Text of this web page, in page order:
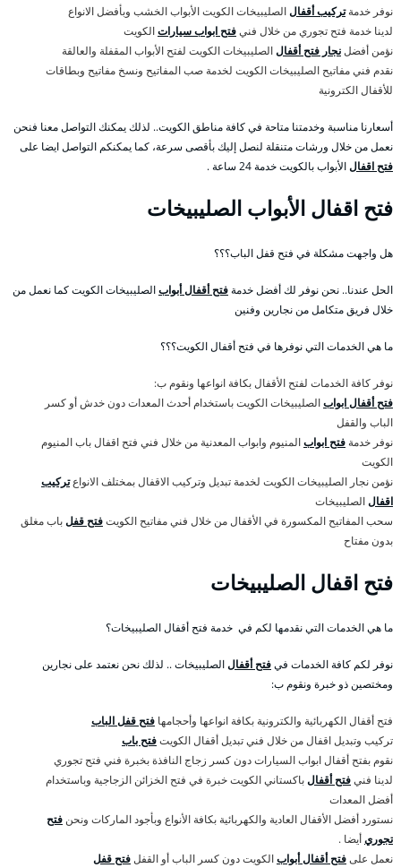
نوفر خدمةتركيب أقفالالصليبيخات الكويت الأبواب الخشب وبأفضل الانواع
لدينا خدمة فتح تجوري من خلال فنيفتح ابواب سياراتالكويت
نؤمن أفضلنجار فتح أقفالالصليبيخات الكويت لفتح الأبواب المقفلة والعالقة
نقدم فني مفاتيح الصليبيخات الكويت لخدمة صب المفاتيح ونسخ مفاتيح وبطاقات
للأقفال الكترونية
أسعارنا مناسبة وخدمتنا متاحة في كافة مناطق الكويت.. لذلك يمكنك التواصل معنا فنحن
نعمل من خلال ورشات متنقلة لنصل إليك بأقصى سرعة، كما يمكنكم التواصل ايضا على
فتح اقفالالأبواب بالكويت خدمة 24 ساعة .
فتح اقفال الأبواب الصليبيخات
هل واجهت مشكلة في فتح قفل الباب؟؟؟
الحل عندنا.. نحن نوفر لك أفضل خدمةفتح أقفال أبوابالصليبيخات الكويت كما نعمل من
خلال فريق متكامل من نجارين وفنين
ما هي الخدمات التي نوفرها في فتح أقفال الكويت؟؟؟
نوفر كافة الخدمات لفتح الأقفال بكافة انواعها ونقوم ب:
فتح أقفال ابوابالصليبيخات الكويت باستخدام أحدث المعدات دون خدش أو كسر
الباب والقفل
نوفر خدمة فتح ابوابالمنيوم وابواب المعدنية من خلال فني فتح اقفال باب المنيوم
الكويت
نؤمن نجار الصليبيخات الكويت لخدمة تبديل وتركيب الاقفال بمختلف الانواعتركيب
اقفالالصليبيخات
سحب المفاتيح المكسورة في الأقفال من خلال فني مفاتيح الكويتفتح قفلباب مغلق
بدون مفتاح
فتح اقفال الصليبيخات
ما هي الخدمات التي نقدمها لكم في خدمة فتح أقفال الصليبيخات؟
نوفر لكم كافة الخدمات فيفتح أقفالالصليبيخات .. لذلك نحن نعتمد على نجارين
ومختصين ذو خبرة ونقوم ب:
فتح أقفال الكهربائية والكترونية بكافة انواعها وأحجامها فتح قفل الباب
تركيب وتبديل اقفال من خلال فني تبديل أقفال الكويتفتح باب
نقوم بفتح أقفال ابواب السيارات دون كسر زجاج النافذة بخبرة فني فتح تجوري
لدينا فنيفتح أقفالباكستاني الكويت خبرة في فتح الخزائن الزجاجية وباستخدام
أفضل المعدات
نستورد أفضل الأقفال العادية والكهربائية بكافة الأنواع وبأجود الماركات ونحن فتح
تجوريأيضا .
نعمل علىفتح أقفال أبوابالكويت دون كسر الباب أو القفلفتح قفل